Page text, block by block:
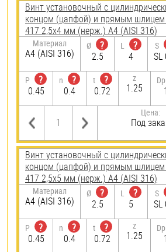
Винт установочный с
концом (цапфой) и прямым шлицем
417 2,5х4 мм (нерж.) A4 (AISI 316)
Материал
A4 (AISI 316)
Ø
?
2.5
L
?
4
S
SL
P
?
0.45
n
?
0.4
t
?
0.72
z
1.25
Dp
Цена:
Под
Винт установочный с
концом (цапфой) и прямым шлицем
417 2,5х5 мм (нерж.) A4 (AISI 316)
Материал
A4 (AISI 316)
Ø
?
2.5
L
?
5
S
SL
P
?
0.45
n
?
0.4
t
?
0.72
z
1.25
Dp